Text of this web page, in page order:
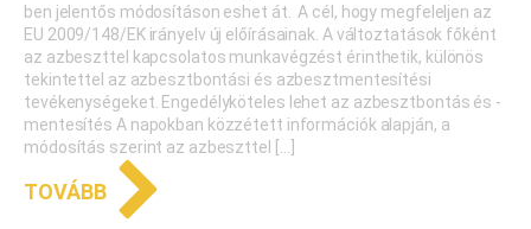
ben jelentős módosításon eshet át. A cél, hogy megfeleljen az
EU 2009/148/EK irányelv új előírásainak. A változtatások főként
az azbeszttel kapcsolatos munkavégzést érinthetik, különös
tekintettel az azbesztbontási és azbesztmentesítési
tevékenységeket. Engedélyköteles lehet az azbesztbontás és -
mentesítés A napokban közzétett információk alapján, a
módosítás szerint az azbeszttel […]
TOVÁBB